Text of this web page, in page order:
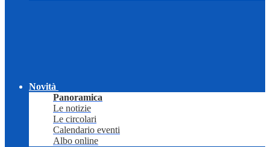
Novità
Panoramica
Le notizie
Le circolari
Calendario eventi
Albo online